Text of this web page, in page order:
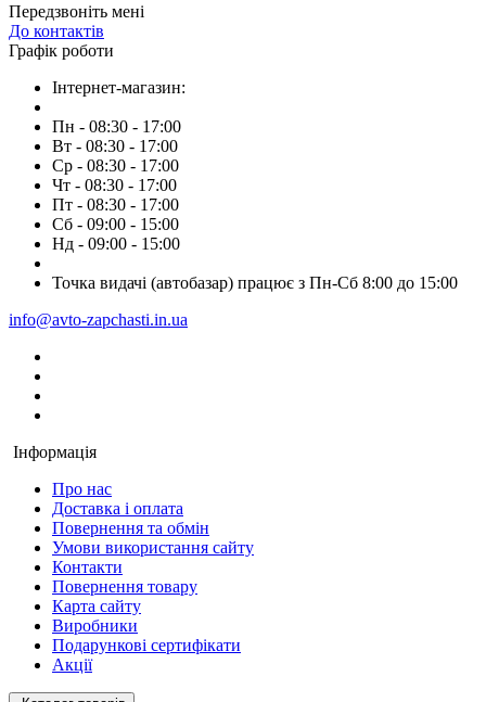
Передзвоніть мені
До контактів
Графік роботи
Інтернет-магазин:
Пн - 08:30 - 17:00
Вт - 08:30 - 17:00
Ср - 08:30 - 17:00
Чт - 08:30 - 17:00
Пт - 08:30 - 17:00
Сб - 09:00 - 15:00
Нд - 09:00 - 15:00
Точка видачі (автобазар) працює з Пн-Сб 8:00 до 15:00
info@avto-zapchasti.in.ua
Інформація
Про нас
Доставка і оплата
Повернення та обмін
Умови використання сайту
Контакти
Повернення товару
Карта сайту
Виробники
Подарункові сертифікати
Акції